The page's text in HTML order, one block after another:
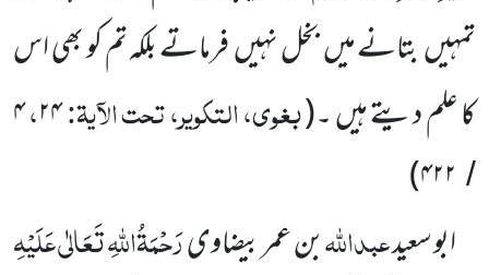
تمہیںبتانےمیںبخل نہیںفرماتے بلکہ تم کو بھی اس
کا علم دیتے ہیں ۔(بغوی، التکویر، تحت الآیۃ:۲۴،۴
/ ۴۲۲)
ابو سعیدعبداللّٰہبن عمر بیضاویرَحْمَۃُاللّٰہِ تَعَالٰی عَلَیْہِ